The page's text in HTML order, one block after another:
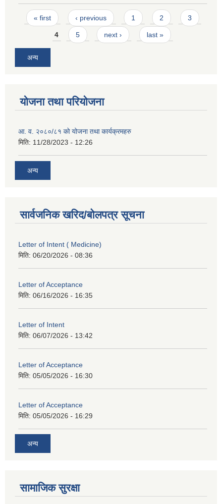
Pages
« first ‹ previous 1 2 3
4 5 next › last »
अन्य
योजना तथा परियोजना
आ. व. २०८०/८१ को योजना तथा कार्यक्रमहरु
मिति: 11/28/2023 - 12:26
अन्य
सार्वजनिक खरिद/बोलपत्र सूचना
Letter of Intent ( Medicine)
मिति: 06/20/2026 - 08:36
Letter of Acceptance
मिति: 06/16/2026 - 16:35
Letter of Intent
मिति: 06/07/2026 - 13:42
Letter of Acceptance
मिति: 05/05/2026 - 16:30
Letter of Acceptance
मिति: 05/05/2026 - 16:29
अन्य
सामाजिक सुरक्षा